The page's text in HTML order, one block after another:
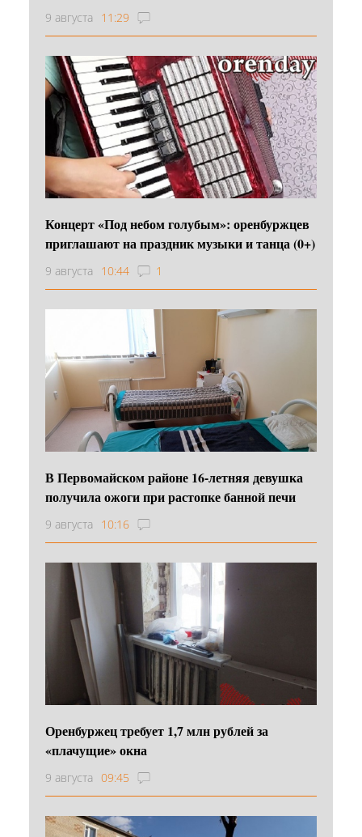
9 августа 11:29
Концерт «Под небом голубым»: оренбуржцев
приглашают на праздник музыки и танца (0+)
9 августа 10:44 1
В Первомайском районе 16‑летняя девушка
получила ожоги при растопке банной печи
9 августа 10:16
Оренбуржец требует 1,7 млн рублей за
«плачущие» окна
9 августа 09:45